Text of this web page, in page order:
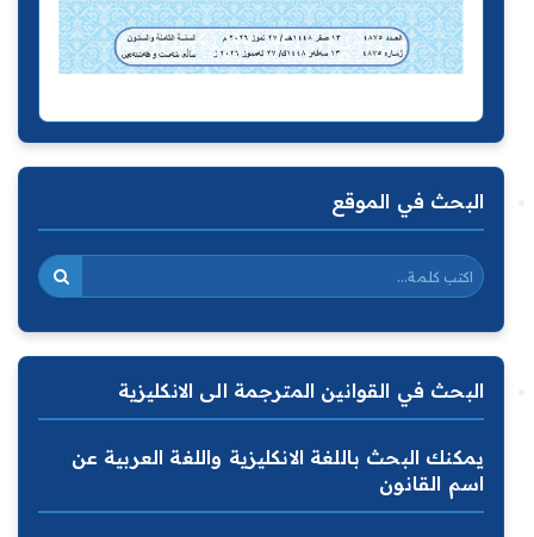
البحث في الموقع
البحث في القوانين المترجمة الى الانكليزية
يمكنك البحث باللغة الانكليزية واللغة العربية عن
اسم القانون